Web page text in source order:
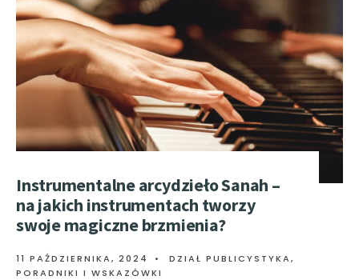
Instrumentalne arcydzieło Sanah –
na jakich instrumentach tworzy
swoje magiczne brzmienia?
11 PAŹDZIERNIKA, 2024 • DZIAŁ PUBLICYSTYKA,
PORADNIKI I WSKAZÓWKI